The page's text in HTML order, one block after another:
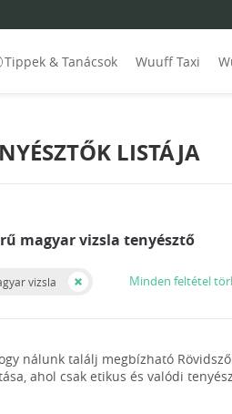
Tippek & Tanácsok Wuuff Taxi
LISTÁJA
magyar vizsla tenyésztő
vizsla Minden feltétel
nálunk találj megbízható
ahol csak etikus és valódi